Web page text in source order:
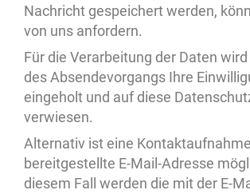
Nachricht gespeichert werden,
von uns anfordern.
Für die Verarbeitung der Daten
des Absendevorgangs Ihre
eingeholt und auf diese
verwiesen.
Alternativ ist eine
bereitgestellte E-Mail-Adresse
diesem Fall werden die mit der E-